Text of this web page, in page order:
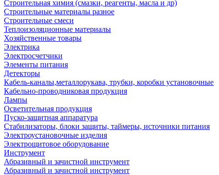
Строительная химия (смазки, реагенты, масла и др)
Строительные материалы разное
Строительные смеси
Теплоизоляционные материалы
Хозяйственные товары
Электрика
Электросчетчики
Элементы питания
Детекторы
Кабель-каналы,металлорукава, трубки, коробки установочные
Кабельно-проводниковая продукция
Лампы
Осветительная продукция
Пуско-защитная аппаратура
Стабилизаторы, блоки защиты, таймеры, источники питания
Электроустановочные изделия
Электрощитовое оборудование
Инструмент
Абразивный и зачистной инструмент
Абразивный и зачистной инструмент